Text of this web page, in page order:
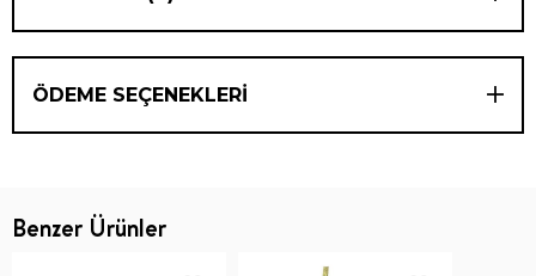
ÖDEME SEÇENEKLERI
Benzer Ürünler